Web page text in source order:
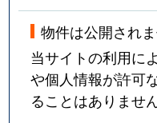
物件は公開され
当サイトの利用に
や個人情報が許可
ることはありません